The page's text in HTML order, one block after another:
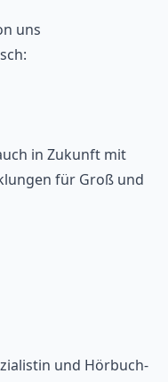
uns
in Zukunft mit
für Groß und
und Hörbuch-